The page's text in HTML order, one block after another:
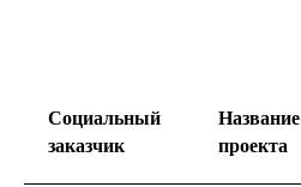
Социальный
заказчик
Название
проекта